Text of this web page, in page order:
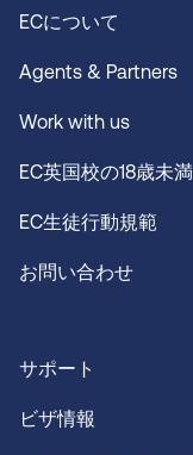
ECについて
Agents & Partners
Work with us
EC英国校の18歳未満
EC生徒行動規範
お問い合わせ
サポート
ビザ情報